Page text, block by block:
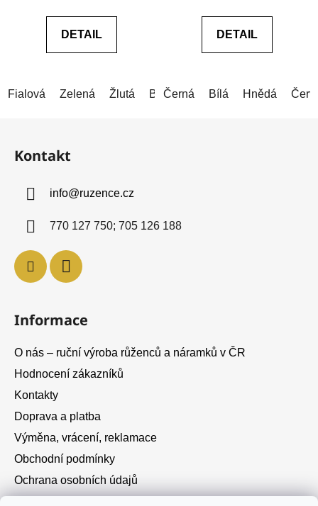
z
DETAIL
Fialová Zelená Žlutá Bílá Červená Světle červená
z
DETAIL
Černá Bílá Hnědá
Kontakt
info@ruzence.cz
770 127 750; 705 126 188
Informace
O nás – ruční výroba růženců a náramků v ČR
Hodnocení zákazníků
Kontakty
Doprava a platba
Výměna, vrácení, reklamace
Obchodní podmínky
Ochrana osobních údajů